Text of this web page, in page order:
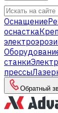
Оснащение
оснастка
станки
прессы
Обратный